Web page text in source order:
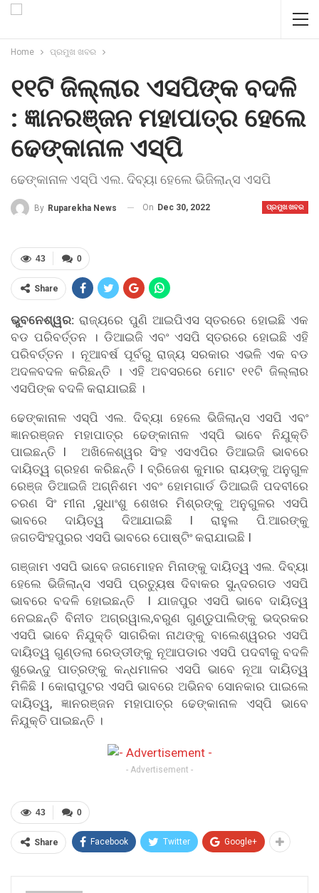
Home ପ୍ରମୁଖ ଖବର
୧୧ଟି ଜିଲ୍ଲାର ଏସପିଙ୍କ ବଦଳି
: ଜ୍ଞାନରଞ୍ଜନ ମହାପାତ୍ର ହେଲେ
ଢେଙ୍କାନାଳ ଏସ୍‌ପି
ଢେଙ୍କାନାଳ ଏସ୍‌ପି ଏଲ. ଦିବ୍ୟା ହେଲେ ଭିଜିଲାନ୍ସ ଏସପି
ପ୍ରମୁଖ ଖବର
By Ruparekha News On Dec 30, 2022
0
43
Share
ଭୁବନେଶ୍ୱର: ରାଜ୍ୟରେ ପୁଣି ଆଇପିଏସ ସ୍ତରରେ ହୋଇଛି ଏକ
ବଡ ପରିବର୍ତ୍ତନ । ଡିଆଇଜି ଏବଂ ଏସପି ସ୍ତରରେ ହୋଇଛି ଏହି
ପରିବର୍ତ୍ତନ । ନୂଆବର୍ଷ ପୂର୍ବରୁ ରାଜ୍ୟ ସରକାର ଏଭଳି ଏକ ବଡ
ଅଦଳବଦଳ କରିଛନ୍ତି । ଏହି ଅବସରରେ ମୋଟ ୧୧ଟି ଜିଲ୍ଲାର
ଏସପିଙ୍କ ବଦଳି କରାଯାଇଛି ।
ଢେଙ୍କାନାଳ ଏସ୍‌ପି ଏଲ. ଦିବ୍ୟା ହେଲେ ଭିଜିଲାନ୍ସ ଏସପି ଏବଂ
ଜ୍ଞାନରଞ୍ଜନ ମହାପାତ୍ର ଢେଙ୍କାନାଳ ଏସ୍‌ପି ଭାବେ ନିଯୁକ୍ତି
ପାଇଛନ୍ତି I ଅଖିଳେଶ୍ୱର ସିଂହ ଏସଏପିର ଡିଆଇଜି ଭାବରେ
ଦାୟିତ୍ୱ ଗ୍ରହଣ କରିଛନ୍ତି I ବ୍ରିଜେଶ କୁମାର ରାୟଙ୍କୁ ଅନୁଗୁଳ
ରେଞ୍ଜ ଡିଆଇଜି ଅଗ୍ନିଶମ ଏବଂ ହୋମଗାର୍ଡ ଡିଆଇଜି ପଦବୀରେ
ଚରଣ ସିଂ ମୀନା ,ସୁଧାଂଶୁ ଶେଖର ମିଶ୍ରଙ୍କୁ ଅନୁଗୁଳର ଏସପି
ଭାବରେ ଦାୟିତ୍ୱ ଦିଆଯାଇଛି I ରାହୁଲ ପି.ଆରଙ୍କୁ
ଜଗତସିଂହପୁରର ଏସପି ଭାବରେ ପୋଷ୍ଟିଂ କରାଯାଇଛି I
ଗଞ୍ଜାମ ଏସପି ଭାବେ ଜଗମୋହନ ମିନାଙ୍କୁ ଦାୟିତ୍ୱ ଏଲ. ଦିବ୍ୟା
ହେଲେ ଭିଜିଲାନ୍ସ ଏସପି ପ୍ରତ୍ୟୁଷ ଦିବାକର ସୁନ୍ଦରଗଡ ଏସପି
ଭାବରେ ବଦଳି ହୋଇଛନ୍ତି I ଯାଜପୁର ଏସପି ଭାବେ ଦାୟିତ୍ୱ
ନେଇଛନ୍ତି ବିନୀତ ଅଗ୍ରୱାଲ,ବରୁଣ ଗୁଣ୍ଡୁପାଲିଙ୍କୁ ଭଦ୍ରକର
ଏସପି ଭାବେ ନିଯୁକ୍ତି ସାଗରିକା ନାଥଙ୍କୁ ବାଲେଶ୍ୱରର ଏସପି
ଦାୟିତ୍ୱ ଗୁଣ୍ଡଲା ରେଡ୍ଡୀଙ୍କୁ ନୂଆପଡାର ଏସପି ପଦବୀକୁ ବଦଳି
ଶୁଭେନ୍ଦୁ ପାତ୍ରଙ୍କୁ କନ୍ଧମାଳର ଏସପି ଭାବେ ନୂଆ ଦାୟିତ୍ୱ
ମିଳିଛି I କୋରାପୁଟର ଏସପି ଭାବରେ ଅଭିନବ ସୋନକାର ପାଇଲେ
ଦାୟିତ୍ୱ, ଜ୍ଞାନରଞ୍ଜନ ମହାପାତ୍ର ଢେଙ୍କାନାଳ ଏସ୍‌ପି ଭାବେ
ନିଯୁକ୍ତି ପାଇଛନ୍ତି ।
- Advertisement -
0
43
Share Facebook Twitter Google+